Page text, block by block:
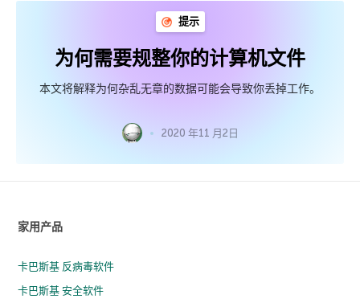
提示
为何需要规整你的计算机文件
本文将解释为何杂乱无章的数据可能会导致你丢掉工作。
2020 年11 月2日
家用产品
卡巴斯基 反病毒软件
卡巴斯基 安全软件